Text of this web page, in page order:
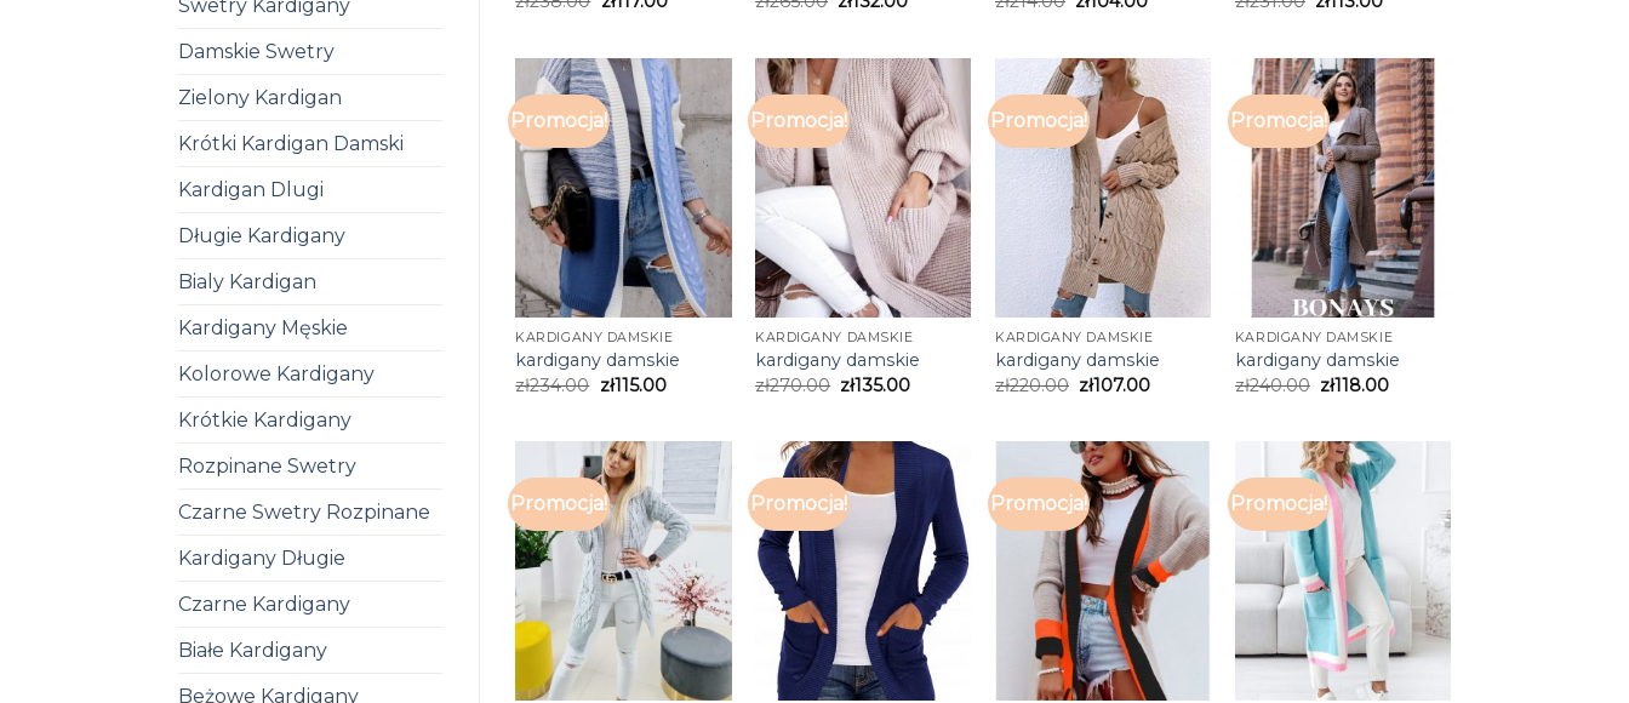
Swetry Kardigany
Damskie Swetry
Zielony Kardigan
Krótki Kardigan Damski
Kardigan Dlugi
Długie Kardigany
Bialy Kardigan
Kardigany Męskie
Kolorowe Kardigany
Krótkie Kardigany
Rozpinane Swetry
Czarne Swetry Rozpinane
Kardigany Długie
Czarne Kardigany
Białe Kardigany
Beżowe Kardigany
Promocja!
KARDIGANY DAMSKIE
kardigany damskie
zł234.00 zł115.00
Promocja!
KARDIGANY DAMSKIE
kardigany damskie
zł270.00 zł135.00
Promocja!
KARDIGANY DAMSKIE
kardigany damskie
zł220.00 zł107.00
Promocja!
KARDIGANY DAMSKIE
kardigany damskie
zł240.00 zł118.00
Promocja! Promocja! Promocja! Promocja!